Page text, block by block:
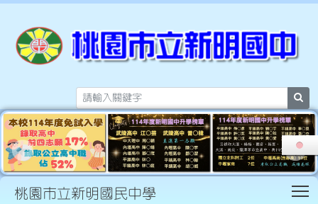
桃園市立新明國民中學